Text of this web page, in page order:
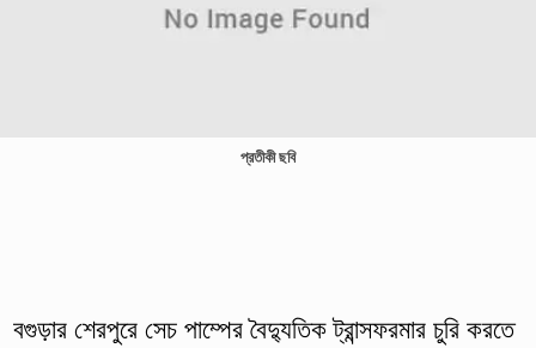
প্রতীকী ছবি
বগুড়ার শেরপুরে সেচ পাম্পের বৈদ্যুতিক ট্রান্সফরমার চুরি করতে